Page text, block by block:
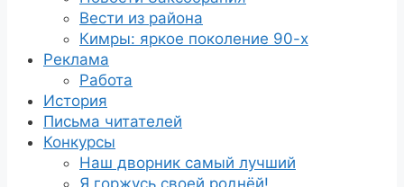
Вести из района
Кимры: яркое поколение 90-х
Реклама
Работа
История
Письма читателей
Конкурсы
Наш дворник самый лучший
Я горжусь своей роднёй!